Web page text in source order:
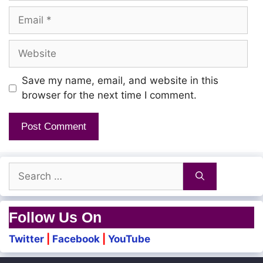
Ella Velachalayum Pudungi
Packet Pottu Vikkuraan
Iranooru Varushama Irunthom
Adimai Vaazhkaiyappa
Pazhaghi Pochu Eppa
Etta Uyarathula Irukku
Petrol Diesel Vela Namakku
Email
Website
Save my name, email, and website in this
browser for the next time I comment.
Search
for:
Follow Us On
Twitter Facebook YouTube